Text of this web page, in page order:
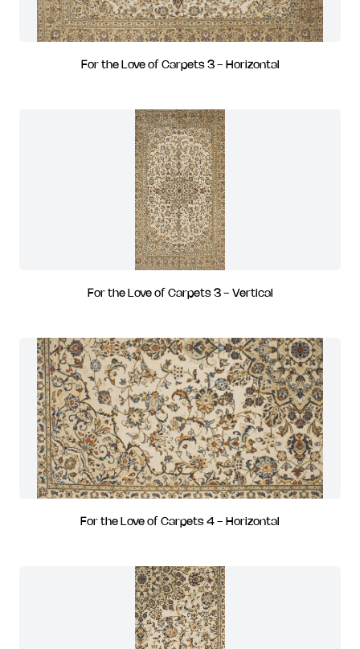
For the Love of Carpets 3 - Horizontal
For the Love of Carpets 3 - Vertical
For the Love of Carpets 4 - Horizontal